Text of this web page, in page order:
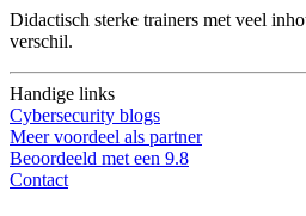
Didactisch sterke trainers met veel
verschil.
Handige links
Cybersecurity blogs
Meer voordeel als partner
Beoordeeld met een 9.8
Contact